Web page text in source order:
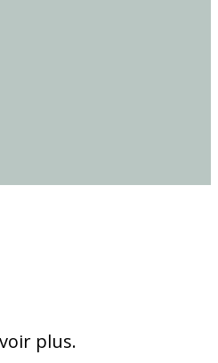
plus.